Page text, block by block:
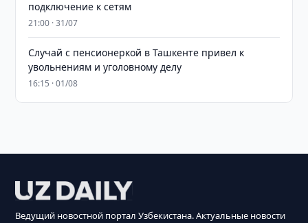
подключение к сетям
21:00 · 31/07
Случай с пенсионеркой в Ташкенте привел к
увольнениям и уголовному делу
16:15 · 01/08
Ведущий новостной портал Узбекистана. Актуальные новости